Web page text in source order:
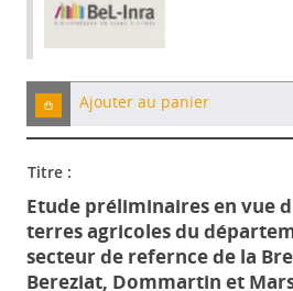
Ajouter au panier
Titre :
Etude préliminaires en vue
terres agricoles du
secteur de refernce de la
Bereziat, Dommartin et